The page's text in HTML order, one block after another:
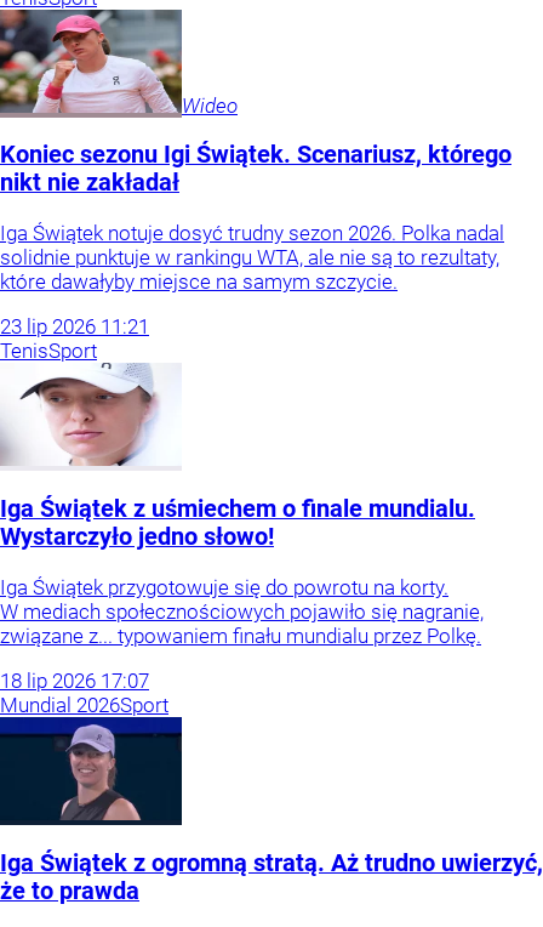
Wideo
Koniec sezonu Igi Świątek. Scenariusz, którego
nikt nie zakładał
Iga Świątek notuje dosyć trudny sezon 2026. Polka nadal
solidnie punktuje w rankingu WTA, ale nie są to rezultaty,
które dawałyby miejsce na samym szczycie.
23 lip 2026 11:21
TenisSport
Iga Świątek z uśmiechem o finale mundialu.
Wystarczyło jedno słowo!
Iga Świątek przygotowuje się do powrotu na korty.
W mediach społecznościowych pojawiło się nagranie,
związane z... typowaniem finału mundialu przez Polkę.
18 lip 2026 17:07
Mundial 2026Sport
Iga Świątek z ogromną stratą. Aż trudno uwierzyć,
że to prawda